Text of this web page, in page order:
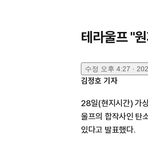
테라울프 "
수정 오후 4:27 ·
김정호 기자
28일(현지시간) 가
울프의 합작사인 탄
있다고 발표했다.